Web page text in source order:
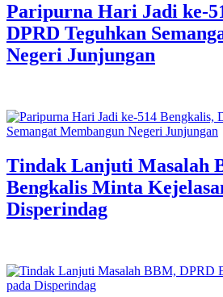
Paripurna Hari Jadi ke-
DPRD Teguhkan
Negeri Junjungan
Tindak Lanjuti Masalah
Bengkalis Minta
Disperindag